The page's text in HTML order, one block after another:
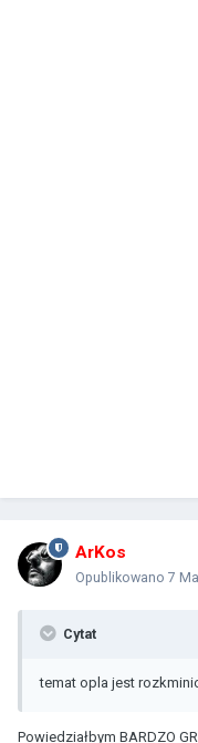
ArKos
Opublikowano 7
Cytat
temat opla jest
Powiedziałbym BARDZO